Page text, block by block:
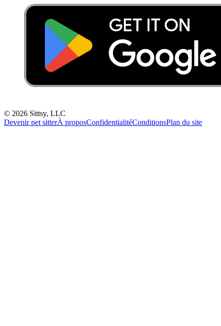
© 2026 Sittsy, LLC
Devenir pet sitterÀ proposConfidentialitéConditionsPlan du site